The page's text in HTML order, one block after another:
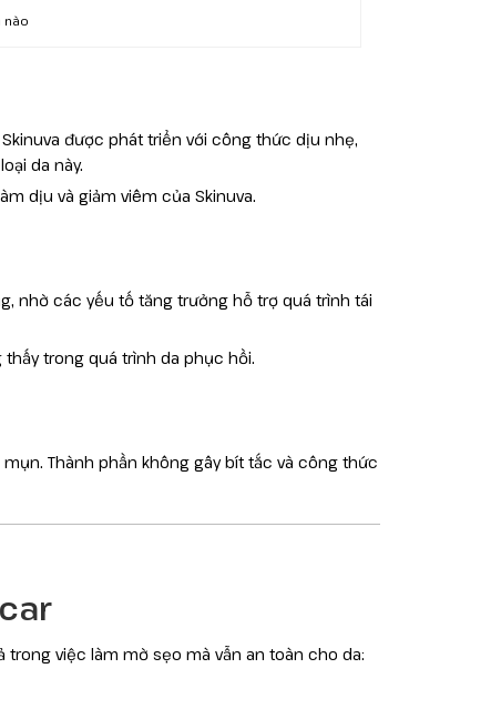
nào
được phát triển với công thức dịu nhẹ,
da này.
dịu và giảm viêm của Skinuva.
nhờ các yếu tố tăng trưởng hỗ trợ quá trình tái
trong quá trình da phục hồi.
Thành phần không gây bít tắc và công thức
việc làm mờ sẹo mà vẫn an toàn cho da: